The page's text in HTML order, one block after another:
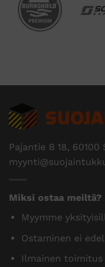
Pajantie B 18, 60100
Miksi ostaa meiltä?
Myymme
Ostaminen ei
Ilmainen